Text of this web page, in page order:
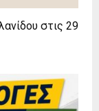
στις 29